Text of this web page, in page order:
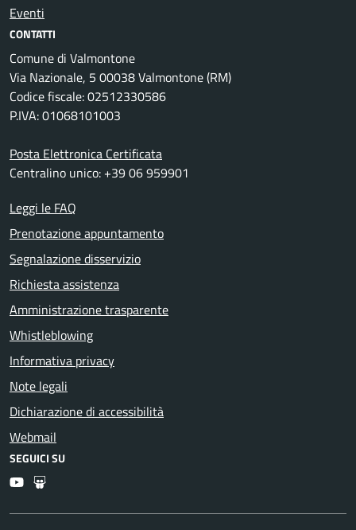
Eventi
CONTATTI
Comune di Valmontone
Via Nazionale, 5 00038 Valmontone (RM)
Codice fiscale: 02512330586
P.IVA: 01068101003
Posta Elettronica Certificata
Centralino unico: +39 06 959901
Leggi le FAQ
Prenotazione appuntamento
Segnalazione disservizio
Richiesta assistenza
Amministrazione trasparente
Whistleblowing
Informativa privacy
Note legali
Dichiarazione di accessibilità
Webmail
SEGUICI SU
YoutubeSlideshare